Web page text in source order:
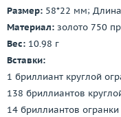
Размер: 58*22 мм;
Материал: золото 750
Вес: 10.98 г
Вставки:
1 бриллиант круглой
138 бриллиантов
14 бриллиантов